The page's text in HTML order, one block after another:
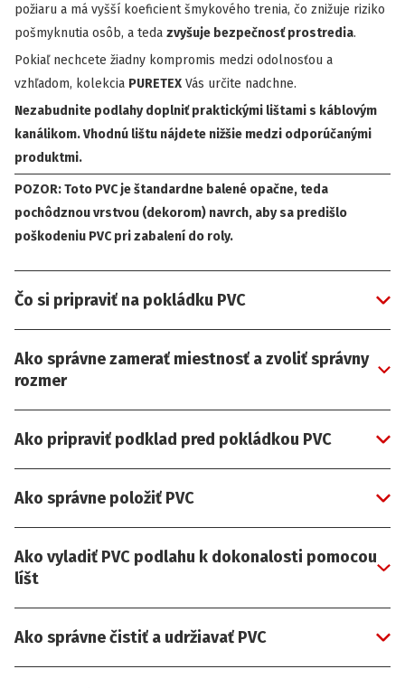
požiaru a má vyšší koeficient šmykového trenia, čo znižuje riziko
pošmyknutia osôb, a teda zvyšuje bezpečnosť prostredia.
Pokiaľ nechcete žiadny kompromis medzi odolnosťou a
vzhľadom, kolekcia PURETEX Vás určite nadchne.
Nezabudnite podlahy doplniť praktickými lištami s káblovým
kanálikom. Vhodnú lištu nájdete nižšie medzi odporúčanými
produktmi.
POZOR: Toto PVC je štandardne balené opačne, teda
pochôdznou vrstvou (dekorom) navrch, aby sa predišlo
poškodeniu PVC pri zabalení do roly.
Čo si pripraviť na pokládku PVC
Ako správne zamerať miestnosť a zvoliť správny
rozmer
Ako pripraviť podklad pred pokládkou PVC
Ako správne položiť PVC
Ako vyladiť PVC podlahu k dokonalosti pomocou
líšt
Ako správne čistiť a udržiavať PVC